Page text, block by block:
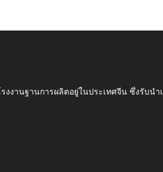
งงานฐานการผลิตอยู่ในประเทศจีน ซึ่งรับ